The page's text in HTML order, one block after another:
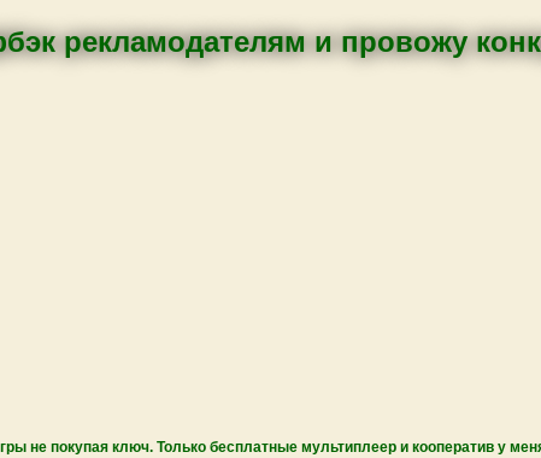
рекламодателям и провожу
не покупая ключ. Только бесплатные мультиплеер и кооператив у